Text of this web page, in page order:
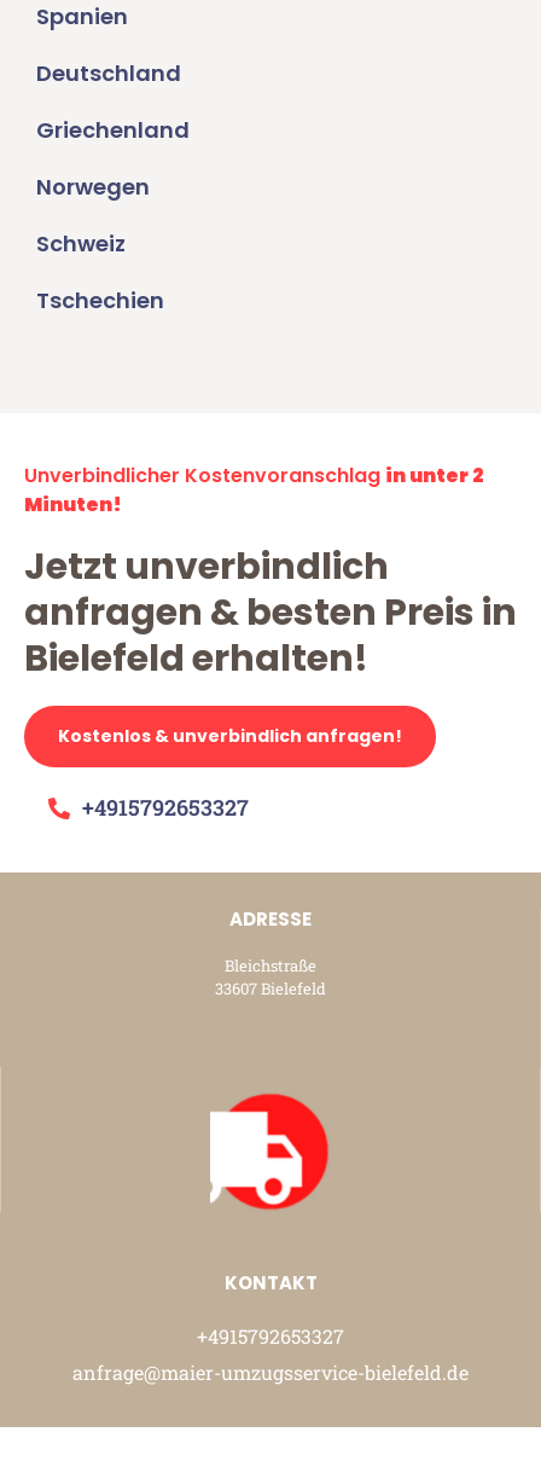
Spanien
Deutschland
Griechenland
Norwegen
Schweiz
Tschechien
Unverbindlicher Kostenvoranschlag in unter 2
Minuten!
Jetzt unverbindlich
anfragen & besten Preis in
Bielefeld erhalten!
Kostenlos & unverbindlich anfragen!
+4915792653327
ADRESSE
Bleichstraße
33607 Bielefeld
KONTAKT
+4915792653327
anfrage@maier-umzugsservice-bielefeld.de